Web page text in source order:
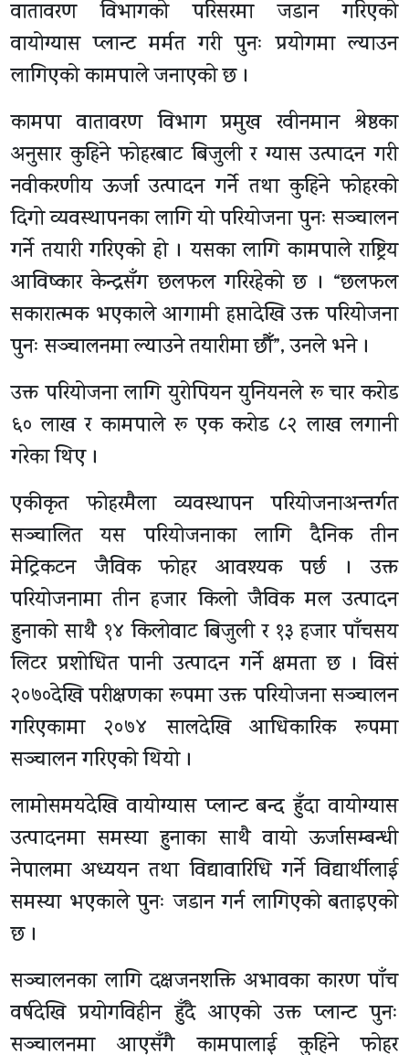
वातावरण विभागको परिसरमा जडान गरिएको
वायोग्यास प्लान्ट मर्मत गरी पुनः प्रयोगमा ल्याउन
लागिएको कामपाले जनाएको छ ।
कामपा वातावरण विभाग प्रमुख रवीनमान श्रेष्ठका
अनुसार कुहिने फोहरबाट बिजुली र ग्यास उत्पादन गरी
नवीकरणीय ऊर्जा उत्पादन गर्ने तथा कुहिने फोहरको
दिगो व्यवस्थापनका लागि यो परियोजना पुनः सञ्चालन
गर्ने तयारी गरिएको हो । यसका लागि कामपाले राष्ट्रिय
आविष्कार केन्द्रसँग छलफल गरिरहेको छ । “छलफल
सकारात्मक भएकाले आगामी हप्तादेखि उक्त परियोजना
पुनः सञ्चालनमा ल्याउने तयारीमा छौँ”, उनले भने ।
उक्त परियोजना लागि युरोपियन युनियनले रू चार करोड
६० लाख र कामपाले रू एक करोड ८२ लाख लगानी
गरेका थिए ।
एकीकृत फोहरमैला व्यवस्थापन परियोजनाअन्तर्गत
सञ्चालित यस परियोजनाका लागि दैनिक तीन
मेट्रिकटन जैविक फोहर आवश्यक पर्छ । उक्त
परियोजनामा तीन हजार किलो जैविक मल उत्पादन
हुनाको साथै १४ किलोवाट बिजुली र १३ हजार पाँचसय
लिटर प्रशोधित पानी उत्पादन गर्ने क्षमता छ । विसं
२०७०देखि परीक्षणका रूपमा उक्त परियोजना सञ्चालन
गरिएकामा २०७४ सालदेखि आधिकारिक रूपमा
सञ्चालन गरिएको थियो ।
लामोसमयदेखि वायोग्यास प्लान्ट बन्द हुँदा वायोग्यास
उत्पादनमा समस्या हुनाका साथै वायो ऊर्जासम्बन्धी
नेपालमा अध्ययन तथा विद्यावारिधि गर्ने विद्यार्थीलाई
समस्या भएकाले पुनः जडान गर्न लागिएको बताइएको
छ ।
सञ्चालनका लागि दक्षजनशक्ति अभावका कारण पाँच
वर्षदेखि प्रयोगविहीन हुँदै आएको उक्त प्लान्ट पुनः
सञ्चालनमा आएसँगै कामपालाई कुहिने फोहर